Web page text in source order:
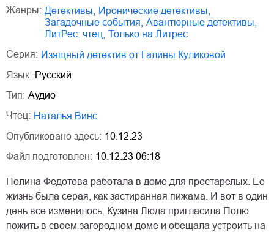
Жанры:
детективы иронические детективы
загадочные события
авантюрные детективы
ЛитРес: чтец
только на Литрес
Серия:
Изящный детектив от Галины Куликовой
Язык: Русский
Тип: Аудио
Чтец:
Наталья Винс
Опубликовано здесь: 10.12.23
Файл подготовлен: 10.12.23 06:18
Полина Федотова работала в доме для престарелых. Ее
жизнь была серая, как застиранная пижама. И вот в один
день все изменилось. Кузина Люда пригласила Полю
пожить в своем загородном доме и обещала устроить на